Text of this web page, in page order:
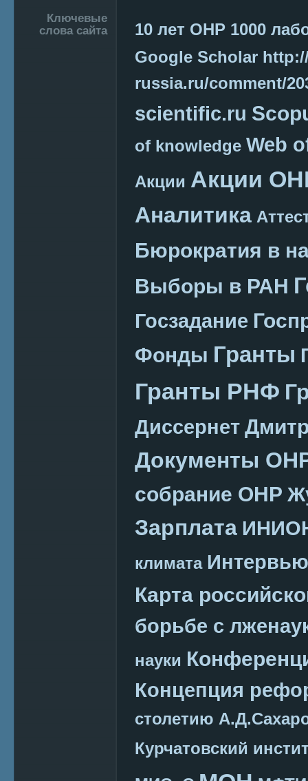
Подвал
Ключевые
слова сайта
10 лет ОНР 1000
Google Scholar
russia.ru/comment/
scientific.ru
of knowledge Web
Акции Акции
Аналитика
Бюрократия в
Выборы в РАН
Госзадание
Фонды Гранты
Гранты РНФ
Диссернет
Документы
собрание ОНР
Зарплата
климата Интервью
Карта
борьбе с
науки
Концепция
столетию
Курчатовский